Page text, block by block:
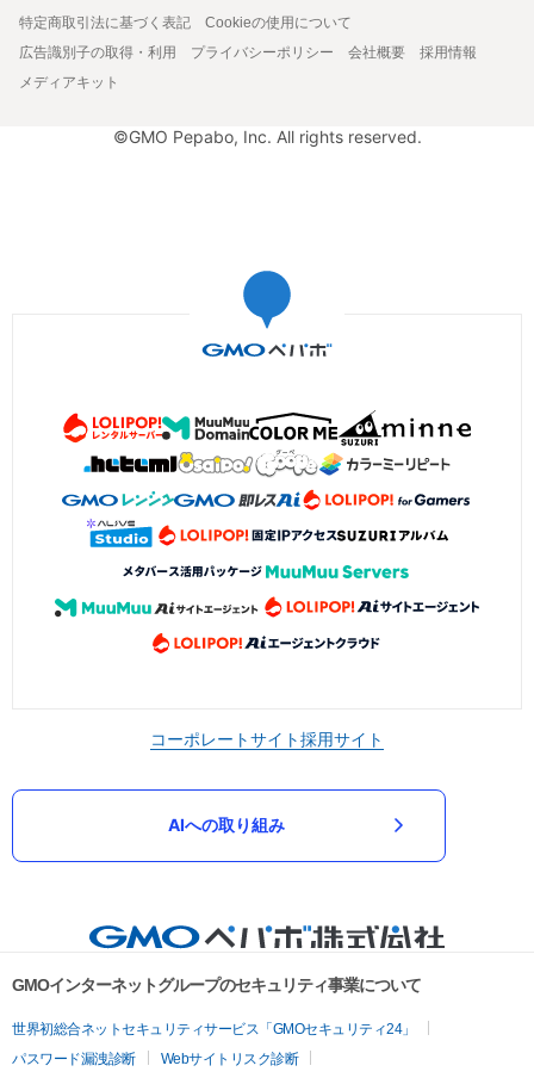
特定商取引法に基づく表記
Cookieの使用について
広告識別子の取得・利用
プライバシーポリシー 会社概要
採用情報
メディアキット
©GMO Pepabo, Inc. All rights reserved.
コーポレートサイト採用サイト
AIへの取り組み
GMOインターネットグループのセキュリティ事業について
世界初総合ネットセキュリティサービス「GMOセキュリティ24」
パスワード漏洩診断
Webサイトリスク診断